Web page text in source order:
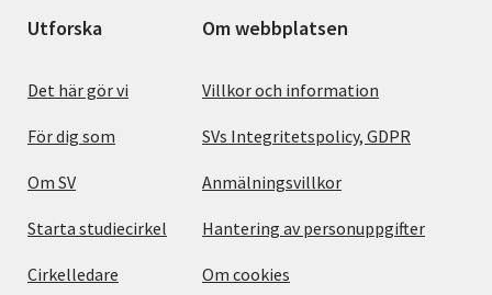
Utforska
Det här gör vi
För dig som
Om SV
Starta studiecirkel
Cirkelledare
Om webbplatsen
Villkor och information
SVs Integritetspolicy, GDPR
Anmälningsvillkor
Hantering av personuppgifter
Om cookies